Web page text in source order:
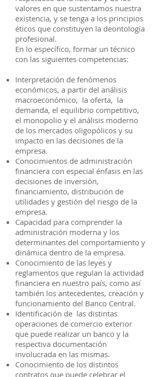
valores en que sustentamos nuestra
existencia, y se tenga a los principios
éticos que constituyen la deontología
profesional.
En lo específico, formar un técnico
con las siguientes competencias:
Interpretación de fenómenos
económicos, a partir del análisis
macroeconómico, la oferta, la
demanda, el equilibrio competitivo,
el monopolio y el análisis moderno
de los mercados oligopólicos y su
impacto en las decisiones de la
empresa.
Conocimientos de administración
financiera con especial énfasis en las
decisiones de inversión,
financiamiento, distribución de
utilidades y gestión del riesgo de la
empresa.
Capacidad para comprender la
administración moderna y los
determinantes del comportamiento y
dinámica dentro de la empresa.
Conocimiento de las leyes y
reglamentos que regulan la actividad
financiera en nuestro país, como así
también los antecedentes, creación y
funcionamiento del Banco Central.
Identificación de las distintas
operaciones de comercio exterior
que puede realizar un banco y la
respectiva documentación
involucrada en las mismas.
Conocimiento de los distintos
contratos que puede celebrar el